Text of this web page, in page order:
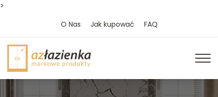
>
O Nas Jak kupować FAQ